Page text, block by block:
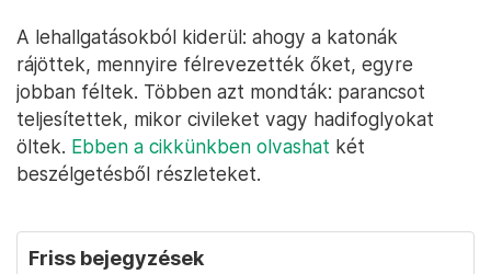
A lehallgatásokból kiderül: ahogy a katonák
rájöttek, mennyire félrevezették őket, egyre
jobban féltek. Többen azt mondták: parancsot
teljesítettek, mikor civileket vagy hadifoglyokat
öltek. Ebben a cikkünkben olvashat két
beszélgetésből részleteket.
Friss bejegyzések